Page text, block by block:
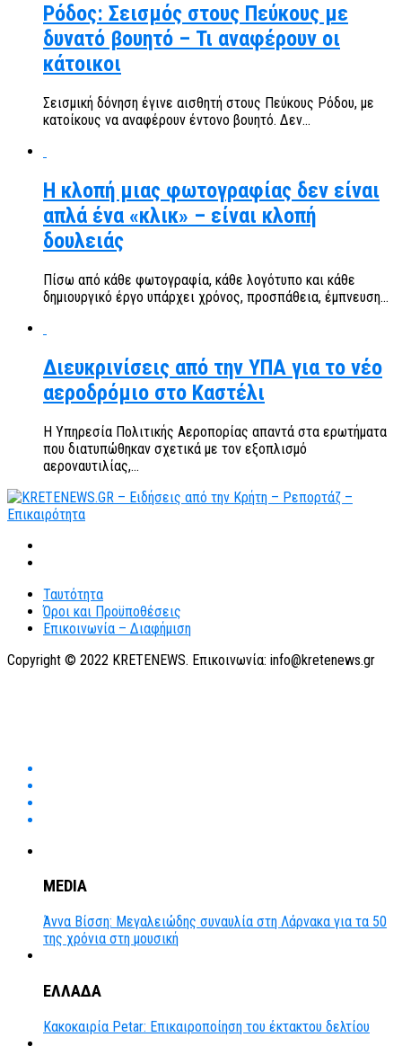
Ρόδος: Σεισμός στους Πεύκους με
δυνατό βουητό – Τι αναφέρουν οι
κάτοικοι
Σεισμική δόνηση έγινε αισθητή στους Πεύκους Ρόδου, με
κατοίκους να αναφέρουν έντονο βουητό. Δεν...
Η κλοπή μιας φωτογραφίας δεν είναι
απλά ένα «κλικ» – είναι κλοπή
δουλειάς
Πίσω από κάθε φωτογραφία, κάθε λογότυπο και κάθε
δημιουργικό έργο υπάρχει χρόνος, προσπάθεια, έμπνευση...
Διευκρινίσεις από την ΥΠΑ για το νέο
αεροδρόμιο στο Καστέλι
Η Υπηρεσία Πολιτικής Αεροπορίας απαντά στα ερωτήματα
που διατυπώθηκαν σχετικά με τον εξοπλισμό
αεροναυτιλίας,...
Ταυτότητα
Όροι και Προϋποθέσεις
Επικοινωνία – Διαφήμιση
Copyright © 2022 KRETENEWS. Επικοινωνία: info@kretenews.gr
MEDIA
Άννα Βίσση: Μεγαλειώδης συναυλία στη Λάρνακα για τα 50
της χρόνια στη μουσική
ΕΛΛΑΔΑ
Κακοκαιρία Petar: Επικαιροποίηση του έκτακτου δελτίου